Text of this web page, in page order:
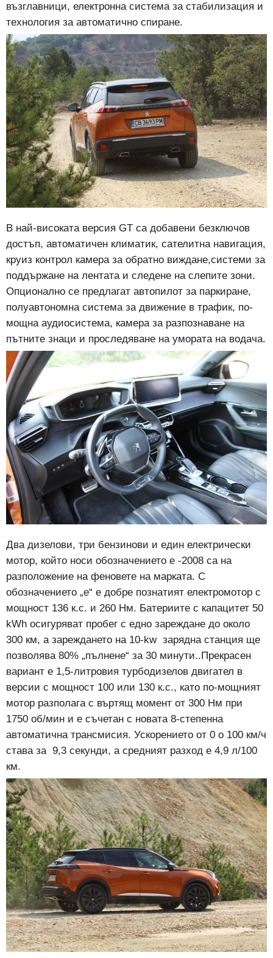
възглавници, електронна система за стабилизация и
технология за автоматично спиране.
В най-високата версия GT са добавени безключов
достъп, автоматичен климатик, сателитна навигация,
круиз контрол камера за обратно виждане,системи за
поддържане на лентата и следене на слепите зони.
Опционално се предлагат автопилот за паркиране,
полуавтономна система за движение в трафик, по-
мощна аудиосистема, камера за разпознаване на
пътните знаци и проследяване на умората на водача.
Два дизелови, три бензинови и един електрически
мотор, който носи обозначението e -2008 са на
разположение на феновете на марката. С
обозначението „е“ е добре познатият електромотор с
мощност 136 к.с. и 260 Нм. Батериите с капацитет 50
kWh осигуряват пробег с едно зареждане до около
300 км, а зареждането на 10-kw зарядна станция ще
позволява 80% „пълнене“ за 30 минути..Прекрасен
вариант е 1,5-литровия турбодизелов двигател в
версии с мощност 100 или 130 к.с., като по-мощният
мотор разполага с въртящ момент от 300 Нм при
1750 об/мин и е съчетан с новата 8-степенна
автоматична трансмисия. Ускорението от 0 о 100 км/ч
става за 9,3 секунди, а средният разход е 4,9 л/100
км.